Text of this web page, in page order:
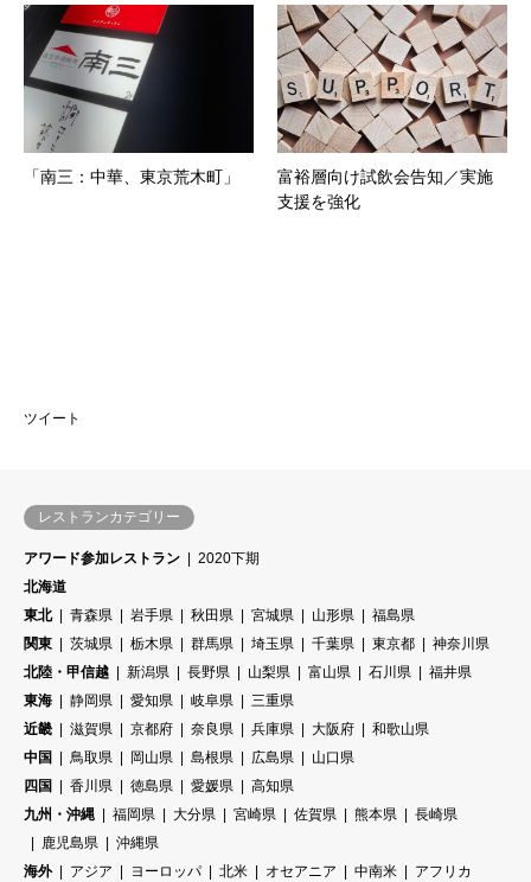
「南三：中華、東京荒木町」
富裕層向け試飲会告知／実施
支援を強化
ツイート
レストランカテゴリー
アワード参加レストラン
2020下期
北海道
東北
青森県 岩手県 秋田県 宮城県 山形県
福島県
関東
茨城県 栃木県 群馬県 埼玉県 千葉県 東京都
神奈川県
北陸・甲信越
新潟県 長野県 山梨県 富山県 石川県
福井県
東海
静岡県 愛知県 岐阜県
三重県
近畿
滋賀県 京都府 奈良県 兵庫県 大阪府
和歌山県
中国
鳥取県 岡山県 島根県 広島県
山口県
四国
香川県 徳島県 愛媛県
高知県
九州・沖縄
福岡県 大分県 宮崎県 佐賀県 熊本県
長崎県
鹿児島県
沖縄県
海外
アジア ヨーロッパ 北米 オセアニア 中南米 アフリカ